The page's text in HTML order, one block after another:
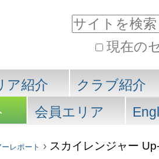
現在の
ア紹介
クラブ紹介
会員エリア
ーレポート › スカイレンジャー